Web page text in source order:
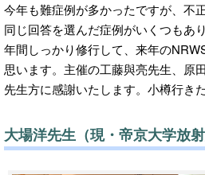
今年も難症例が多かったですが、不
同じ回答を選んだ症例がいくつもあ
年間しっかり修行して、来年の
思います。主催の工藤與亮先生、原
先生方に感謝いたします。小樽行き
大場洋先生（現・帝京大学放射